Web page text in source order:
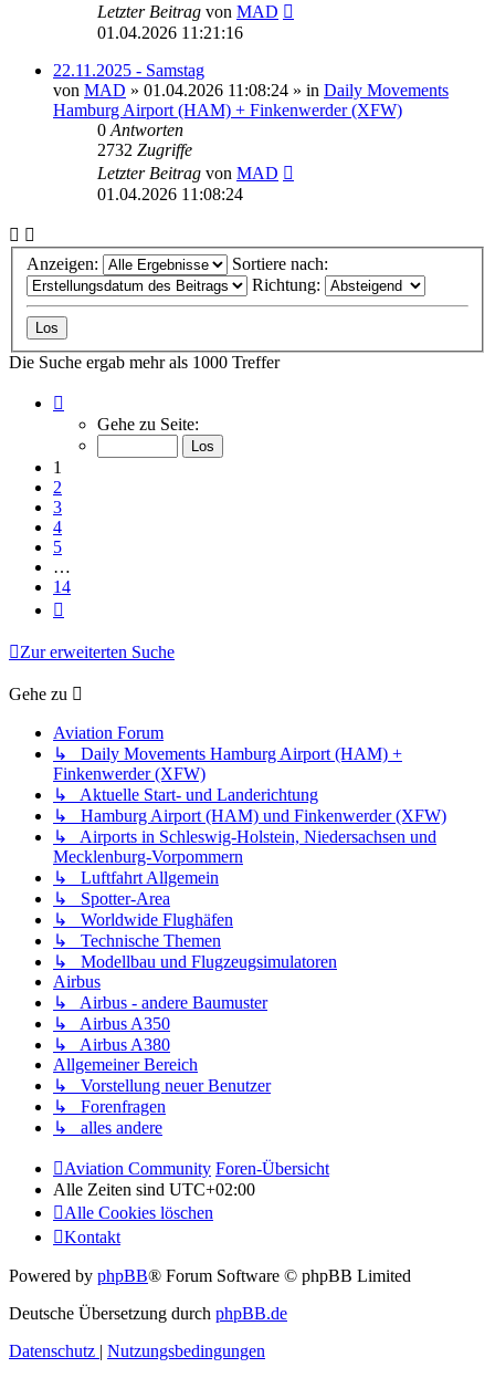
Letzter Beitrag von MAD
01.04.2026 11:21:16
22.11.2025 - Samstag
von MAD » 01.04.2026 11:08:24 » in Daily Movements
Hamburg Airport (HAM) + Finkenwerder (XFW)
0 Antworten
2732 Zugriffe
Letzter Beitrag von MAD
01.04.2026 11:08:24
Anzeigen:
Sortiere nach:
Richtung:
Die Suche ergab mehr als 1000 Treffer
von
Gehe zu Seite:
1
2
3
4
5
…
14
Zur erweiterten Suche
Gehe zu
Aviation Forum
↳ Daily Movements Hamburg Airport (HAM) +
Finkenwerder (XFW)
↳ Aktuelle Start- und Landerichtung
↳ Hamburg Airport (HAM) und Finkenwerder (XFW)
↳ Airports in Schleswig-Holstein, Niedersachsen und
Mecklenburg-Vorpommern
↳ Luftfahrt Allgemein
↳ Spotter-Area
↳ Worldwide Flughäfen
↳ Technische Themen
↳ Modellbau und Flugzeugsimulatoren
Airbus
↳ Airbus - andere Baumuster
↳ Airbus A350
↳ Airbus A380
Allgemeiner Bereich
↳ Vorstellung neuer Benutzer
↳ Forenfragen
↳ alles andere
Aviation Community Foren-Übersicht
Alle Zeiten sind UTC+02:00
Alle Cookies löschen
Kontakt
Powered by phpBB® Forum Software © phpBB Limited
Deutsche Übersetzung durch phpBB.de
Datenschutz
Nutzungsbedingungen